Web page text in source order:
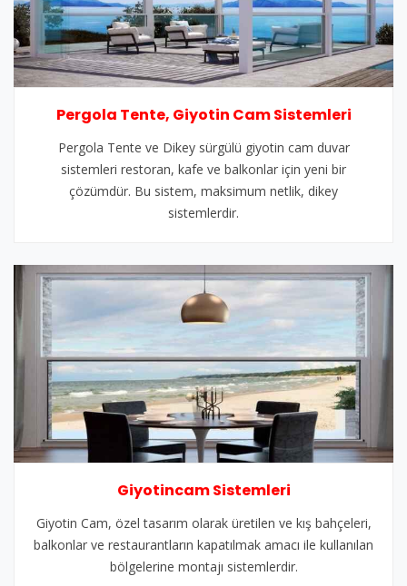
Pergola Tente, Giyotin Cam Sistemleri
Pergola Tente ve Dikey sürgülü giyotin cam duvar
sistemleri restoran, kafe ve balkonlar için yeni bir
çözümdür. Bu sistem, maksimum netlik, dikey
sistemlerdir.
Giyotincam Sistemleri
Giyotin Cam, özel tasarım olarak üretilen ve kış bahçeleri,
balkonlar ve restaurantların kapatılmak amacı ile kullanılan
bölgelerine montajı sistemlerdir.